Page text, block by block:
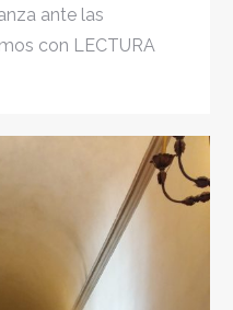
ante las
con LECTURA